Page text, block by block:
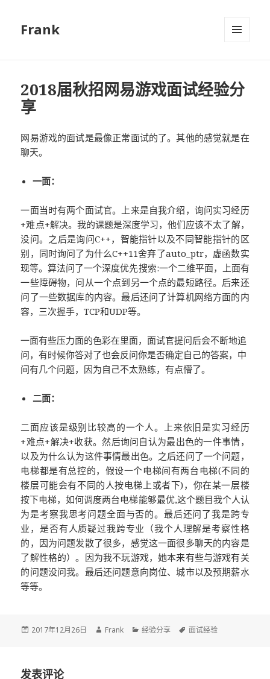
Frank
2018届秋招网易游戏面试经验分
享
网易游戏的面试是最像正常面试的了。其他的感觉就是在
聊天。
一面：
一面当时有两个面试官。上来是自我介绍，询问实习经历
+难点+解决。我的课题是深度学习，他们应该不太了解，
没问。之后是询问C++，智能指针以及不同智能指针的区
别，同时询问了为什么C++11舍弃了auto_ptr，虚函数实
现等。算法问了一个深度优先搜索:一个二维平面，上面有
一些障碍物，问从一个点到另一个点的最短路径。后来还
问了一些数据库的内容。最后还问了计算机网络方面的内
容，三次握手，TCP和UDP等。
一面有些压力面的色彩在里面，面试官提问后会不断地追
问，有时候你答对了也会反问你是否确定自己的答案，中
间有几个问题，因为自己不太熟练，有点懵了。
二面：
二面应该是级别比较高的一个人。上来依旧是实习经历
+难点+解决+收获。然后询问自认为最出色的一件事情，
以及为什么认为这件事情最出色。之后还问了一个问题，
电梯都是有总控的，假设一个电梯间有两台电梯(不同的
楼层可能会有不同的人按电梯上或者下)，你在某一层楼
按下电梯，如何调度两台电梯能够最优,这个题目我个人认
为是考察我思考问题全面与否的。最后还问了我是跨专
业，是否有人质疑过我跨专业（我个人理解是考察性格
的，因为问题发散了很多，感觉这一面很多聊天的内容是
了解性格的）。因为我不玩游戏，她本来有些与游戏有关
的问题没问我。最后还问题意向岗位、城市以及预期薪水
等等。
发
2017年12月26日
作
Frank
分
经验分享
标
面试经验
发表评论